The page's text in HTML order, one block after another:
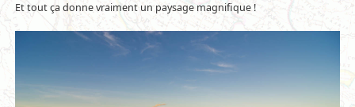
Et tout ça donne vraiment un paysage magnifique !